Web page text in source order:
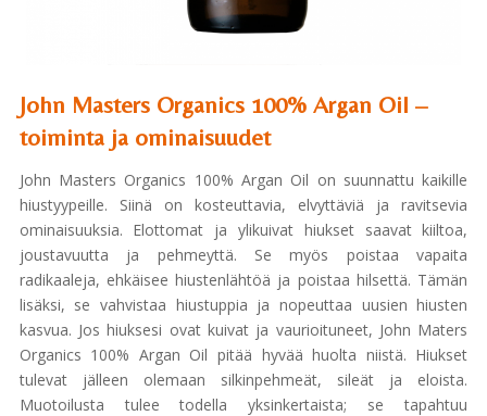
John Masters Organics 100% Argan Oil –
toiminta ja ominaisuudet
John Masters Organics 100% Argan Oil on suunnattu kaikille
hiustyypeille. Siinä on kosteuttavia, elvyttäviä ja ravitsevia
ominaisuuksia. Elottomat ja ylikuivat hiukset saavat kiiltoa,
joustavuutta ja pehmeyttä. Se myös poistaa vapaita
radikaaleja, ehkäisee hiustenlähtöä ja poistaa hilsettä. Tämän
lisäksi, se vahvistaa hiustuppia ja nopeuttaa uusien hiusten
kasvua. Jos hiuksesi ovat kuivat ja vaurioituneet, John Maters
Organics 100% Argan Oil pitää hyvää huolta niistä. Hiukset
tulevat jälleen olemaan silkinpehmeät, sileät ja eloista.
Muotoilusta tulee todella yksinkertaista; se tapahtuu